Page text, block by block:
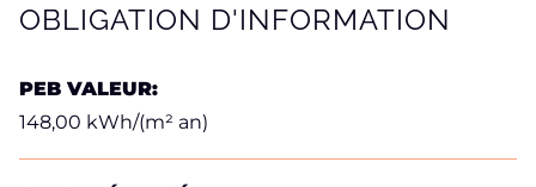
OBLIGATION D'INFORMATION
PEB VALEUR:
148,00 kWh/(m² an)